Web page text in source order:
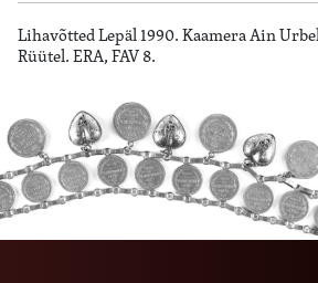
Lihavõtted Lepäl 1990. Kaamera Ain
Rüütel. ERA, FAV 8.